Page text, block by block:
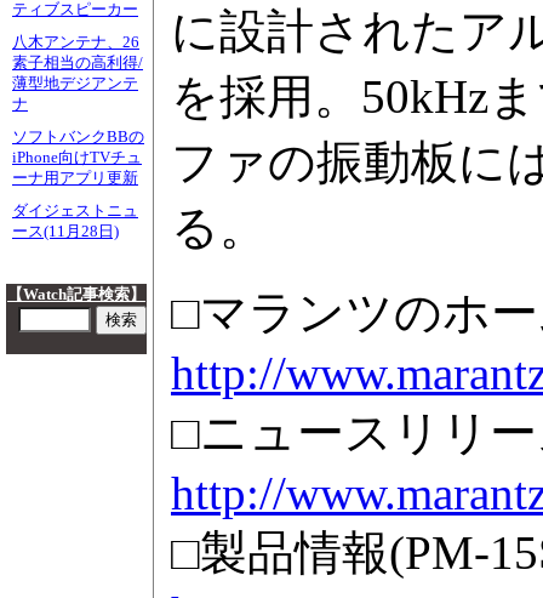
ティブスピーカー
八木アンテナ、26
素子相当の高利得/
薄型地デジアンテ
ナ
ソフトバンクBBの
iPhone向けTVチュ
ーナ用アプリ更新
ダイジェストニュ
ース(11月28日)
【Watch記事検索】
に設計されたア
を採用。50kHz
ファの振動板に
る。
□マランツのホ
http://
□ニュースリリ
http://
□製品情報(PM-